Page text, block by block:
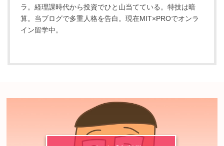
ラ。経理課時代から投資でひと山当てている。特技は暗
算。当ブログで多重人格を告白。現在MIT×PROでオンラ
イン留学中。